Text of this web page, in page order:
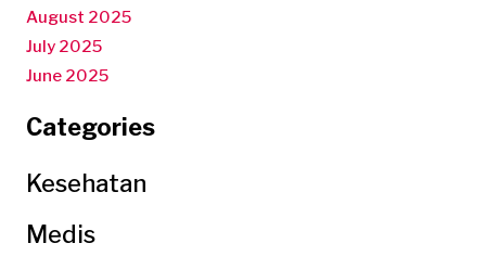
August 2025
July 2025
June 2025
Categories
Kesehatan
Medis